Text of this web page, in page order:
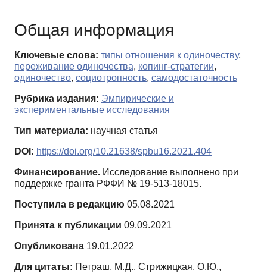
Общая информация
Ключевые слова: типы отношения к одиночеству,
переживание одиночества, копинг-стратегии,
одиночество, социотропность, самодостаточность
Рубрика издания: Эмпирические и
экспериментальные исследования
Тип материала: научная статья
DOI: https://doi.org/10.21638/spbu16.2021.404
Финансирование. Исследование выполнено при
поддержке гранта РФФИ № 19-513-18015.
Поступила в редакцию 05.08.2021
Принята к публикации 09.09.2021
Опубликована 19.01.2022
Для цитаты: Петраш, М.Д., Стрижицкая, О.Ю.,